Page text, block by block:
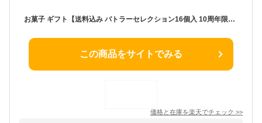
お菓子 ギフト【送料込み バトラーセレクション16個入 10周年限定パッケージ】バターバトラー 詰め合わせ 個包装 フィナンシェ 焼き菓子 洋菓子 プレゼント 内祝い お祝い お礼 職場 東京 お土産 手土産 お供え 内祝い お返し 夏ギフト 暑中見舞い
この商品をサイトでみる
価格と在庫を楽天でチェック >>